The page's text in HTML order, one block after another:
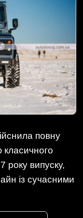
повну
класичного
року випуску,
із сучасними